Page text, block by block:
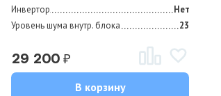
Инвертор
Нет
Уровень шума внутр. блока
23
29 200₽
В корзину